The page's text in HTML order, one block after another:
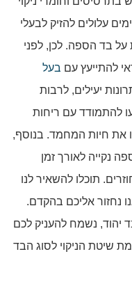
עלולים להזיק לבעלי
על בד הספה. לכן, לפני
להתייעץ עם בעל
יעילים, לרבות
להתמודד עם ריחות
את חיות המחמד. בנוסף,
נקייה לאורך זמן
תוכלו להשאיר לנו
נחזור אליכם בהקדם.
יהוד, נשמח להעניק לכם
שיטת הניקוי לסוג הבד